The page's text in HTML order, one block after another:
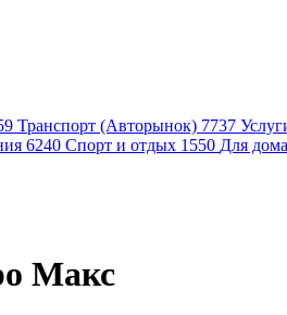
Транспорт (Авторынок) 7737
6240 Спорт и отдых 1550 Для
Макс